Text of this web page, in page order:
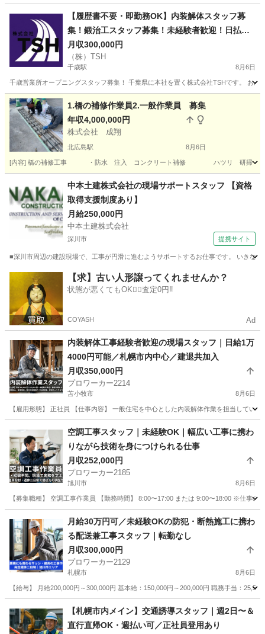
高砂駅 その他 建設業
【履歴書不要・即勤務OK】内装解体スタッフ募
集！鍛治工スタッフ募集！未経験者歓迎！日払
い・週払い相談可！
月収300,000円
（株）TSH
千歳駅 8月6日
千歳営業所オープニングスタッフ募集！ 千葉県に本社を置く株式会社TSHです。 お
北海道 千歳市 千歳駅 その他 未経験
1.橋の補修作業員2.一般作業員 募集
年収4,000,000円
株式会社 成翔
北広島駅 8月6日
[内容] 橋の補修工事 ・防水 注入 コンクリート補修 ハツリ
北広島市 北広島駅 その他 北海道 札幌市
白石駅 その他
中本土建株式会社の現場サポートスタッフ 【資格
取得支援制度あり】
月給250,000円
中本土建株式会社
深川市 提携サイト
■深川市周辺の建設現場で、工事が円滑に進むようサポートするお仕事です。 いきな
施工管理
【求】古い人形譲ってくれませんか？
状態が悪くてもOK🙆‍♀️査定0円‼️
COYASH Ad
内装解体工事経験者歓迎の現場スタッフ｜日給1万
4000円可能／札幌市内中心／建退共加入
月収350,000円
プロワーカー2214
苫小牧市 8月6日
【雇用形態】 正社員 【仕事内容】 一般住宅を中心とした内装解体作業を担当してい
苫小牧市 内装職人
空調工事スタッフ｜未経験OK｜幅広い工事に携わ
りながら技術を身につけられる仕事
月収252,000円
プロワーカー2185
旭川市 8月6日
【募集職種】 空調工事作業員 【勤務時間】 8:00〜17:00 または 9:00〜18:00 ※仕事
その他 業務
月給30万円可／未経験OKの防犯・断熱施工に携わ
る配送兼工事スタッフ｜転勤なし
月収300,000円
プロワーカー2129
札幌市 8月6日
【給与】 月給200,000円～300,000円 基本給：150,000円～200,000円 職務手当：
その他 未経験
【札幌市内メイン】交通誘導スタッフ｜週2日〜＆
直行直帰OK・週払い可／正社員登用あり